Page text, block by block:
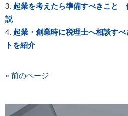
起業を考えたら準備すべきこと
説
起業・創業時に税理士へ相談す
トを紹介
« 前のページ